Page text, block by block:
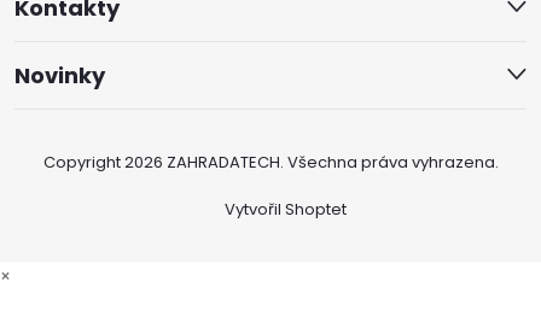
Kontakty
Novinky
Vytvořil Shoptet
Copyright 2026 ZAHRADATECH. Všechna práva vyhrazena.
×